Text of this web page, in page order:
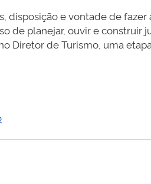
disposição e vontade de
de planejar, ouvir e construir
Diretor de Turismo, uma